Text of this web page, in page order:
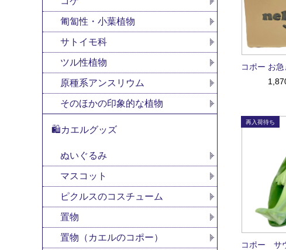
コポー お
コポー サ
匍匐性・小葉植物
サトイモ科
ツル性植物
原種系アンスリウム
そのほかの印象的な植物
🛍カエルグッズ
ぬいぐるみ
マスコット
ピクルスのコスチューム
置物
置物（カエルのコポー）